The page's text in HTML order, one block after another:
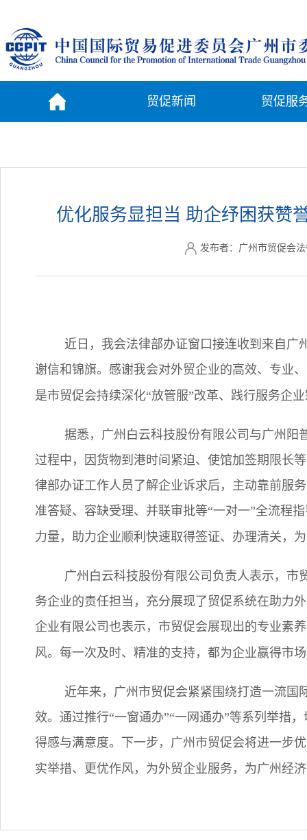
贸促新闻 贸促服
优化服务显担当 助企纾困获
发布者：广州市贸促会
近日，我会法律部办证窗口接连收到来自
谢信和锦旗。感谢我会对外贸企业的高效、专业
是市贸促会持续深化“放管服”改革、践行服务企
据悉，广州白云科技股份有限公司与广州阳
过程中，因货物到港时间紧迫、使馆加签期限长
律部办证工作人员了解企业诉求后，主动靠前服
准答疑、容缺受理、并联审批等“一对一”全流程
力量，助力企业顺利快速取得签证、办理清关，
广州白云科技股份有限公司负责人表示，
务企业的责任担当，充分展现了贸促系统在助力
企业有限公司也表示，市贸促会展现出的专业素
风。每一次及时、精准的支持，都为企业赢得市
近年来，广州市贸促会紧紧围绕打造一流
效。通过推行“一窗通办”“一网通办”等系列举措
得感与满意度。下一步，广州市贸促会将进一步
实举措、更优作风，为外贸企业服务，为广州经